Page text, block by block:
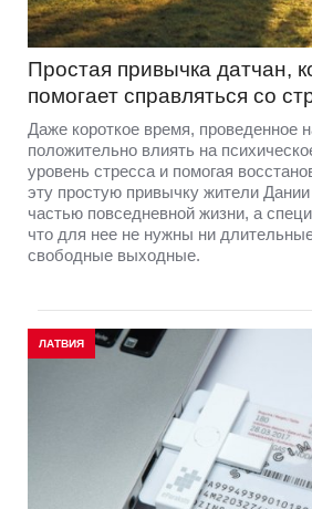
Простая привычка датчан,
помогает справляться со
Даже короткое время, проведенное
положительно влиять на
уровень стресса и помогая
эту простую привычку жители
частью повседневной жизни, а
что для нее не нужны ни
свободные выходные.
ЛАТВИЯ